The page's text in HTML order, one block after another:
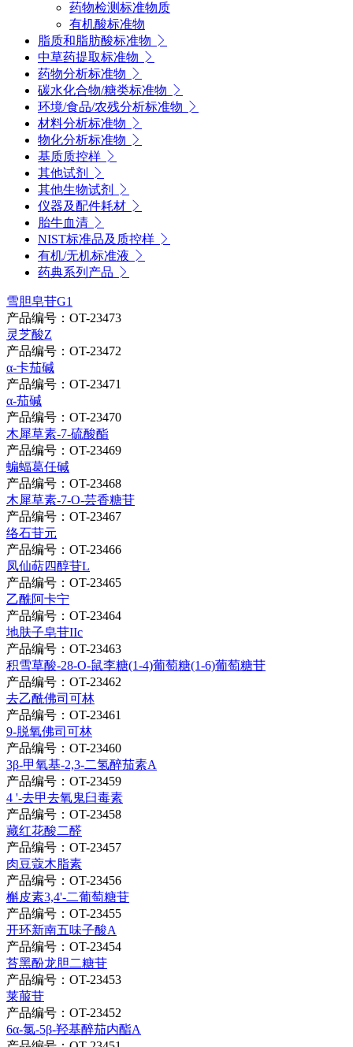
药物检测标准物质
有机酸标准物
脂质和脂肪酸标准物
中草药提取标准物
药物分析标准物
碳水化合物/糖类标准物
环境/食品/农残分析标准物
材料分析标准物
物化分析标准物
基质质控样
其他试剂
其他生物试剂
仪器及配件耗材
胎牛血清
NIST标准品及质控样
有机/无机标准液
药典系列产品
雪胆皂苷G1
产品编号：OT-23473
灵芝酸Z
产品编号：OT-23472
α-卡茄碱
产品编号：OT-23471
α-茄碱
产品编号：OT-23470
木犀草素-7-硫酸酯
产品编号：OT-23469
蝙蝠葛任碱
产品编号：OT-23468
木犀草素-7-O-芸香糖苷
产品编号：OT-23467
络石苷元
产品编号：OT-23466
凤仙萜四醇苷L
产品编号：OT-23465
乙酰阿卡宁
产品编号：OT-23464
地肤子皂苷IIc
产品编号：OT-23463
积雪草酸-28-O-鼠李糖(1-4)葡萄糖(1-6)葡萄糖苷
产品编号：OT-23462
去乙酰佛司可林
产品编号：OT-23461
9-脱氧佛司可林
产品编号：OT-23460
3β-甲氧基-2,3-二氢醉茄素A
产品编号：OT-23459
4 '-去甲去氧鬼臼毒素
产品编号：OT-23458
藏红花酸二醛
产品编号：OT-23457
肉豆蔻木脂素
产品编号：OT-23456
槲皮素3,4'-二葡萄糖苷
产品编号：OT-23455
开环新南五味子酸A
产品编号：OT-23454
苔黑酚龙胆二糖苷
产品编号：OT-23453
莱菔苷
产品编号：OT-23452
6α-氯-5β-羟基醉茄内酯A